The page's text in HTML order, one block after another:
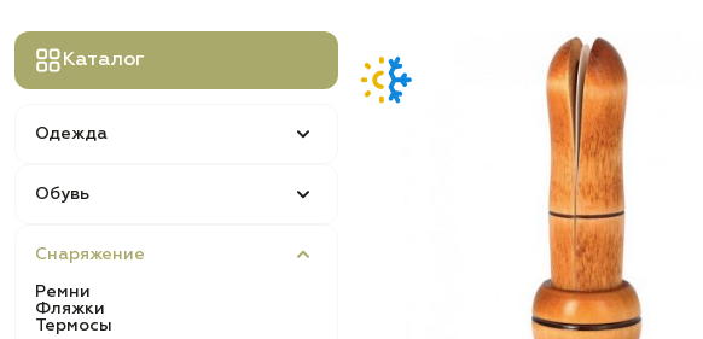
Каталог
Одежда
Обувь
Снаряжение
Ремни
Фляжки
Термосы